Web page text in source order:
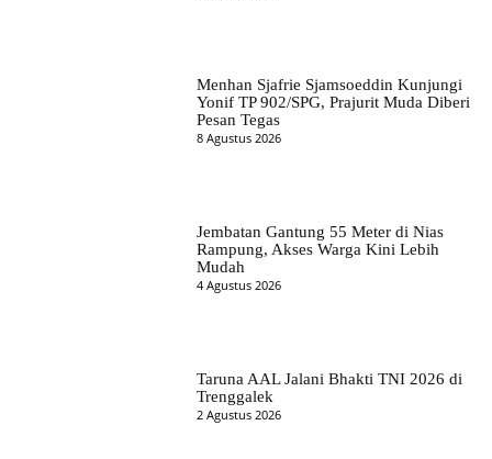
Menhan Sjafrie Sjamsoeddin Kunjungi
Yonif TP 902/SPG, Prajurit Muda Diberi
Pesan Tegas
8 Agustus 2026
Jembatan Gantung 55 Meter di Nias
Rampung, Akses Warga Kini Lebih
Mudah
4 Agustus 2026
Taruna AAL Jalani Bhakti TNI 2026 di
Trenggalek
2 Agustus 2026